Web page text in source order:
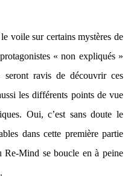
voile sur certains mystères de
« non expliqués »
seront ravis de découvrir ces
les différents points de vue
Oui, c’est sans doute le
dans cette première partie
Re-Mind se boucle en à peine